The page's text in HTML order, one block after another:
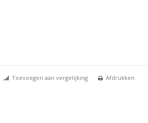
Toevoegen aan vergelijking Afdrukken